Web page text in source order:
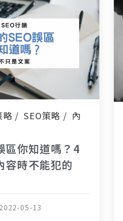
略 SEO策略
內
區你知道嗎？4
容時不能犯的
2022-05-13